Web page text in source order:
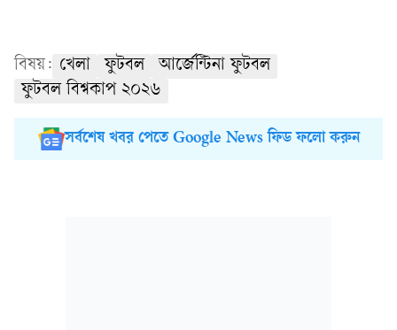
বিষয়: খেলা ফুটবল
আর্জেন্টিনা ফুটবল
ফুটবল বিশ্বকাপ ২০২৬
সর্বশেষ খবর পেতে Google News ফিড ফলো করুন